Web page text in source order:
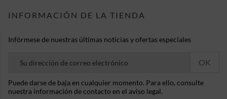
INFORMACIÓN DE LA TIENDA
Infórmese de nuestras últimas noticias y ofertas especiales
Puede darse de baja en cualquier momento. Para ello, consulte
nuestra información de contacto en el aviso legal.